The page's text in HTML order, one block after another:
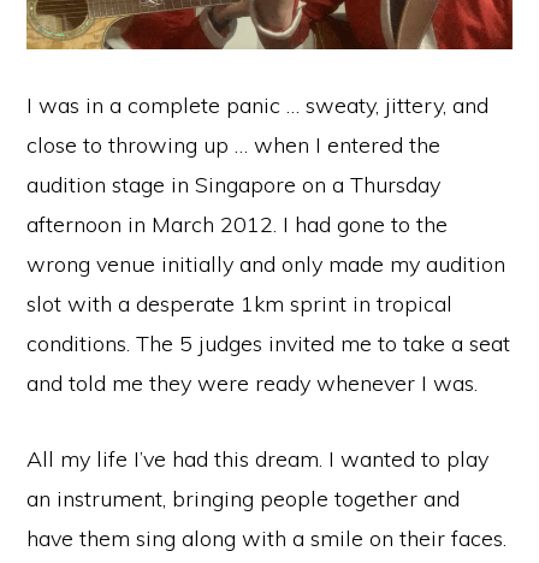
I was in a complete panic … sweaty, jittery, and
close to throwing up … when I entered the
audition stage in Singapore on a Thursday
afternoon in March 2012. I had gone to the
wrong venue initially and only made my audition
slot with a desperate 1km sprint in tropical
conditions. The 5 judges invited me to take a seat
and told me they were ready whenever I was.
All my life I’ve had this dream. I wanted to play
an instrument, bringing people together and
have them sing along with a smile on their faces.